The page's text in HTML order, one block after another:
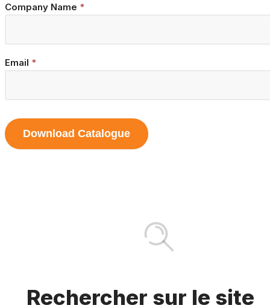
Company Name *
Email *
Download Catalogue
Rechercher sur le site